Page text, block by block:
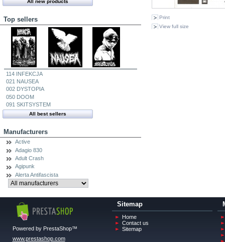
All new products
Top sellers
114 INFEKCJA
021 NAUSEA
002 DYSTOPIA
050 DOOM
091 SKITSYSTEM
All best sellers
Manufacturers
Active
Adagio 830
Adult Crash
Agipunk
Alerta Antifascista
Print
View full size
Powered by PrestaShop™
www.prestashop.com
Sitemap
Home
Contact us
Sitemap